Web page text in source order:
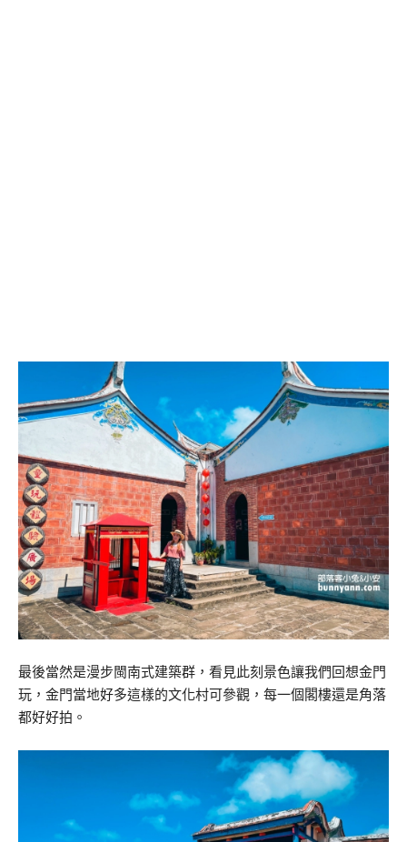
最後當然是漫步閩南式建築群，看見此刻景色讓我們回想金門
玩，金門當地好多這樣的文化村可參觀，每一個閣樓還是角落
都好好拍。